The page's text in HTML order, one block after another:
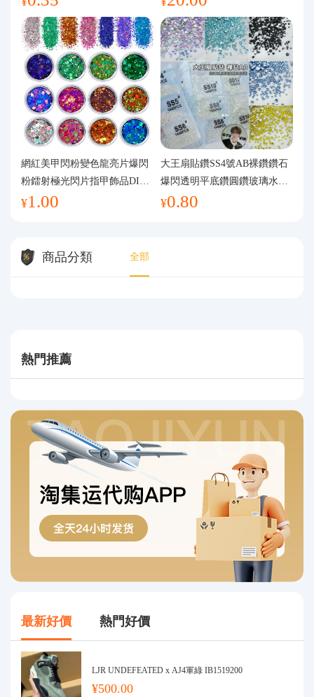
網紅美甲閃粉變色龍亮片爆閃
粉鐳射極光閃片指甲飾品DIY
手工流麻
¥1.00
大王扇貼鑽SS4號AB裸鑽鑽石
爆閃透明平底鑽圓鑽玻璃水鑽
美甲鑽飾
¥0.80
商品分類 全部
熱門推薦
最新好價 熱門好價
LJR UNDEFEATED x AJ4軍綠 IB1519200
¥500.00